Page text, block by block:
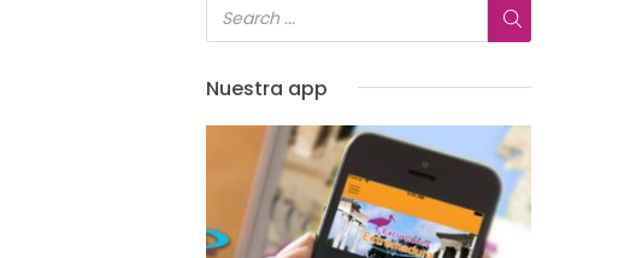
Nuestra app